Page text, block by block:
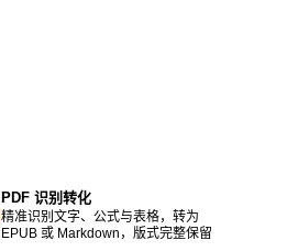
PDF 识别转化
精准识别文字、公式与表格，转为
EPUB 或 Markdown，版式完整保留